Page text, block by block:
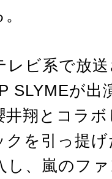
レビ系で放
SLYMEが出
井翔とコラ
クを引っ提
し、嵐のフ